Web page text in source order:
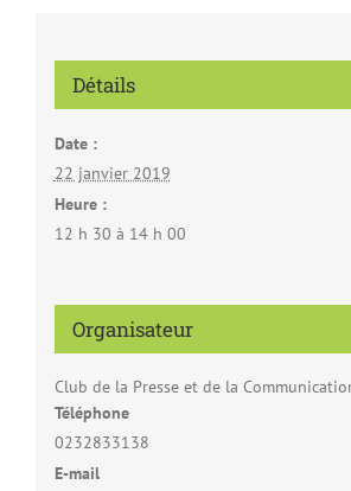
Détails
Date :
22 janvier 2019
Heure :
12 h 30 à 14 h 00
Organisateur
Club de la Presse et de la
Téléphone
0232833138
E-mail